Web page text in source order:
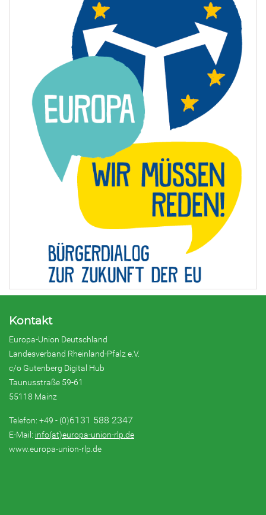
Kontakt
Europa-Union Deutschland
Landesverband Rheinland-Pfalz e.V.
c/o Gutenberg Digital Hub
Taunusstraße 59-61
55118 Mainz
Telefon: +49 - (0)6131 588 2347
E-Mail: info(at)europa-union-rlp.de
www.europa-union-rlp.de